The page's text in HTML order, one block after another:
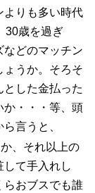
よりも多い時代
30歳を過ぎ
などのマッチン
ょうか。そろそ
した金払った
か・・・等、頭
言うと、
、それ以上の
て手入れし
らおブスでも誰